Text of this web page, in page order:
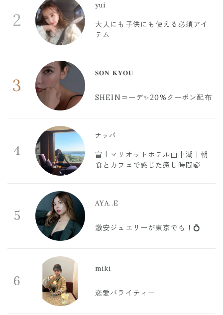
2
yui
大人にも子供にも使える必須アイ
テム
3
𝐒𝐎𝐍 𝐊𝐘𝐎𝐔
SHEINコーデ✨20%クーポン配布
4
ナッパ
富士マリオットホテル山中湖｜朝
食とカフェで感じた癒し時間🍃
5
AYA..E
激安ジュエリーが東京でも！💍
6
miki
恋愛バライティー